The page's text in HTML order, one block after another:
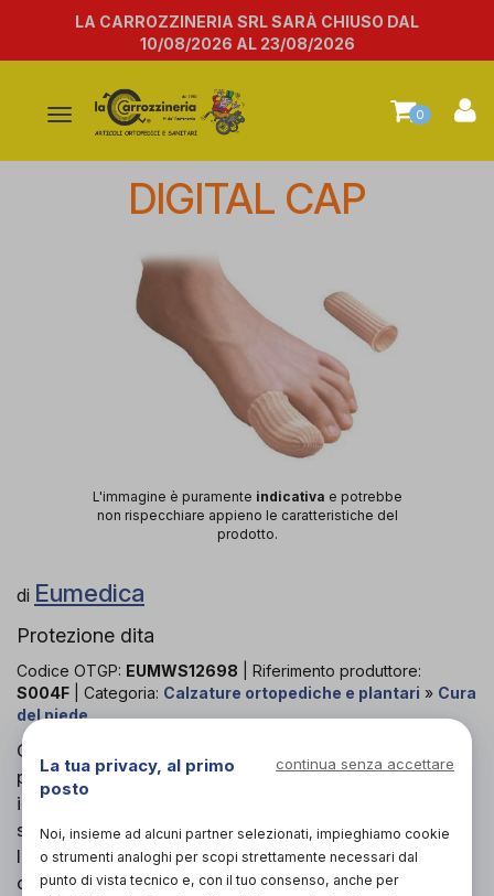
LA CARROZZINERIA SRL SARÀ CHIUSO DAL
10/08/2026 AL 23/08/2026
Attiva/disattiva
navigazione
0
DIGITAL CAP
L'immagine è puramente indicativa e potrebbe
non rispecchiare appieno le caratteristiche del
prodotto.
di Eumedica
Protezione dita
Codice OTGP: EUMWS12698 | Riferimento produttore:
S004F | Categoria: Calzature ortopediche e plantari » Cura
del piede
Guaina digitale adatta alla protezione delle dita del
piede. L'oleogel polimerico, che la riveste
internamente, assorbe totalmente gli sfregamenti e
si adatta alle deformità anatomiche. Per indossare
la guaina digitale, si raccomanda di trazionare
orizzontalmente l'articolo in modo da allargarlo e
La tua privacy, al primo
posto
continua senza accettare
Noi, insieme ad alcuni partner selezionati, impieghiamo cookie
o strumenti analoghi per scopi strettamente necessari dal
punto di vista tecnico e, con il tuo consenso, anche per